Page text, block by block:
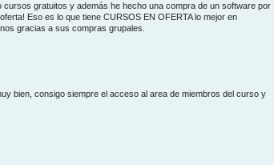
cursos gratuitos y además he hecho una compra de un software por
Eso es lo que tiene CURSOS EN OFERTA lo mejor en
gracias a sus compras grupales.
bien, consigo siempre el acceso al area de miembros del curso y